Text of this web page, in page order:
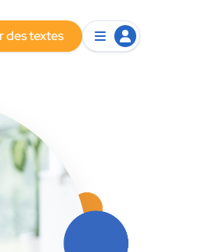
des textes